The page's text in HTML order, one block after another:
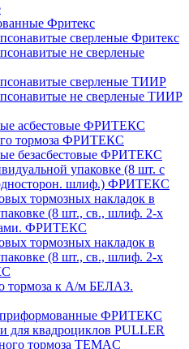
Фритекс
сверленые Фритекс
не сверленые
сверленые ТИИР
не сверленые ТИИР
асбестовые ФРИТЕКС
тормоза ФРИТЕКС
безасбестовые ФРИТЕКС
упаковке (8 шт. с
шлиф.) ФРИТЕКС
тормозных накладок в
(8 шт., св., шлиф. 2-х
ФРИТЕКС
тормозных накладок в
(8 шт., св., шлиф. 2-х
тормоза к А/м БЕЛАЗ.
приформованные ФРИТЕКС
для квадроциклов PULLER
тормоза TEMAC